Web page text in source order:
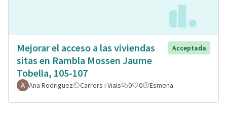
Mejorar el acceso a las viviendas
sitas en Rambla Mossen Jaume
Tobella, 105-107
Acceptada
Ana Rodriguez Carrers i Vials 0 0 Esmena